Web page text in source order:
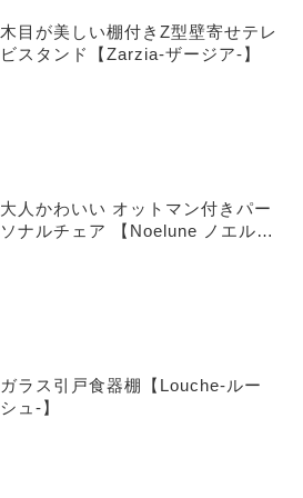
木目が美しい棚付きZ型壁寄せテレ
ビスタンド【Zarzia-ザージア-】
大人かわいい オットマン付きパー
ソナルチェア 【Noelune ノエル
ガラス引戸食器棚【Louche-ルー
シュ-】